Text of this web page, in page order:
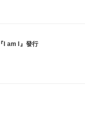
I am I』發行